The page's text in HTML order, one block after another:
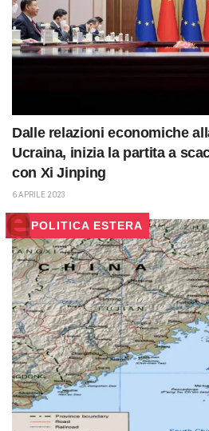
Dalle relazioni economiche
Ucraina, inizia la partita a
con Xi Jinping
6 APRILE 2023
POLITICA ESTERA